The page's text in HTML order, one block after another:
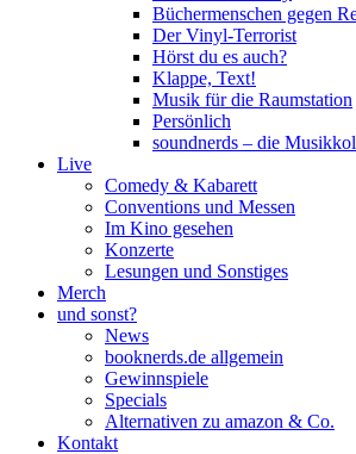
Büchermenschen gegen
Der Vinyl-Terrorist
Hörst du es auch?
Klappe, Text!
Musik für die Raumstation
Persönlich
soundnerds – die
Live
Comedy & Kabarett
Conventions und Messen
Im Kino gesehen
Konzerte
Lesungen und Sonstiges
Merch
und sonst?
News
booknerds.de allgemein
Gewinnspiele
Specials
Alternativen zu amazon & Co.
Kontakt